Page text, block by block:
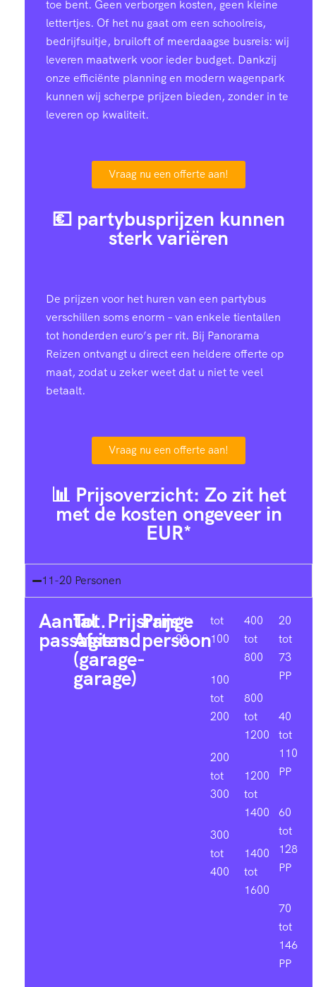
toe bent. Geen verborgen kosten, geen kleine
lettertjes. Of het nu gaat om een schoolreis,
bedrijfsuitje, bruiloft of meerdaagse busreis: wij
leveren maatwerk voor ieder budget. Dankzij
onze efficiënte planning en modern wagenpark
kunnen wij scherpe prijzen bieden, zonder in te
leveren op kwaliteit.
Vraag nu een offerte aan!
💶 partybusprijzen kunnen
sterk variëren
De prijzen voor het huren van een partybus
verschillen soms enorm – van enkele tientallen
tot honderden euro’s per rit. Bij Panorama
Reizen ontvangt u direct een heldere offerte op
maat, zodat u zeker weet dat u niet te veel
betaalt.
Vraag nu een offerte aan!
📊 Prijsoverzicht: Zo zit het
met de kosten ongeveer in
EUR*
11-20 Personen
Aantal
passagiers
Tot.
Afstand
(garage-
garage)
Prijsrange
Prijs
persoon
11-
20
tot
100
100
tot
200
200
tot
300
300
tot
400
400
tot
800
800
tot
1200
1200
tot
1400
1400
tot
1600
20
tot
73
PP
40
tot
110
PP
60
tot
128
PP
70
tot
146
PP